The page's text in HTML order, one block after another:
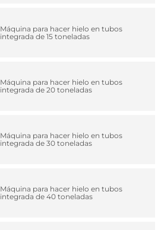
Máquina para hacer hielo en tubos
integrada de 15 toneladas
Máquina para hacer hielo en tubos
integrada de 20 toneladas
Máquina para hacer hielo en tubos
integrada de 30 toneladas
Máquina para hacer hielo en tubos
integrada de 40 toneladas